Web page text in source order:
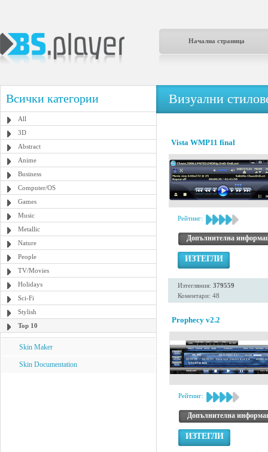
Начална страница
Всички категории
All
3D
Abstract
Anime
Business
Computer/OS
Games
Music
Metallic
Nature
People
TV/Movies
Holidays
Sci-Fi
Stylish
Top 10
Skin Maker
Skin Documentation
Визуални
Vista WMP11 final
Рейтинг:
Допълнителна
ИЗТЕГЛИ
Изтегляния: 379559
Коментари: 48
Prophecy v2.2
Рейтинг:
Допълнителна
ИЗТЕГЛИ